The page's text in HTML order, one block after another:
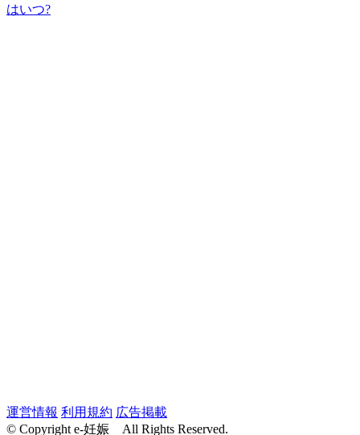
はいつ?
運営情報 利用規約 広告掲載
© Copyright e-妊娠 All Rights Reserved.